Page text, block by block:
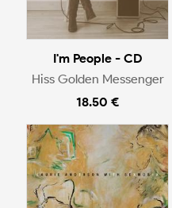
I'm People - CD
Hiss Golden Messenger
18.50 €